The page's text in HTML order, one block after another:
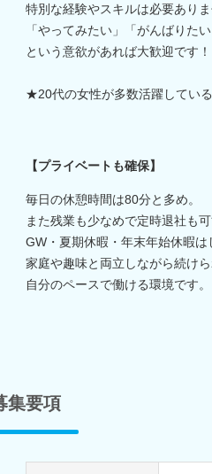
特別な経験やスキルは必要あり
「やってみたい」「がんばりた
という意欲があれば大歓迎です！
★20代の女性が多数活躍してい
【プライベートも確保】
毎日の休憩時間は80分と多め。
また残業も少なめで定時退社も
GW・夏期休暇・年末年始休暇は
家庭や趣味と両立しながら続け
自分のペースで働ける環境です。
集要項